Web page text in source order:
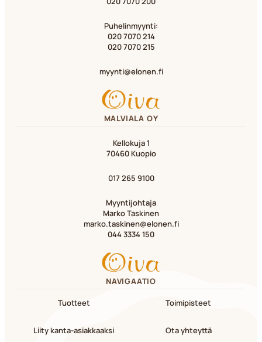
Puhelinmyynti:
020 7070 214
020 7070 215
myynti@elonen.fi
MALVIALA OY
Kellokuja 1
70460 Kuopio
017 265 9100
Myyntijohtaja
Marko Taskinen
marko.taskinen@elonen.fi
044 3334 150
NAVIGAATIO
Tuotteet Toimipisteet
Liity kanta-asiakkaaksi Ota yhteyttä